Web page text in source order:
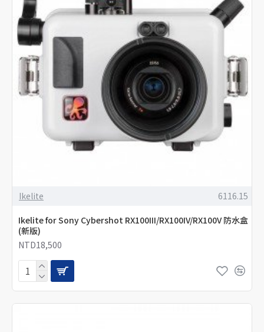
Ikelite 6116.15
Ikelite for Sony Cybershot RX100III/RX100IV/RX100V 防水盒
(新版)
NTD18,500